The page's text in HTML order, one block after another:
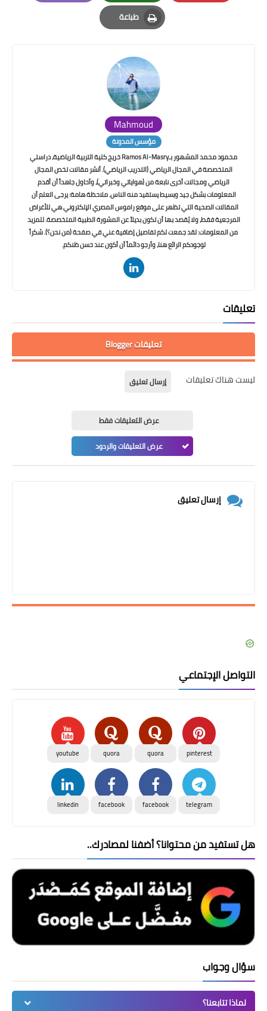
Pinterest
Whatsapp
Email
طباعة
Print
Mahmoud
مؤسس المدونة
محمود محمد المشهور بـRamos Al-Masry خريج كلية التربية الرياضية، دراستي
المتخصصة في المجال الرياضي (التدريب الرياضي). أنشر مقالات تخص المجال
الرياضي ومجالات أخرى نابعة من (هواياتي وخبراتي)، وأحاول جاهداً أن أقدم
المعلومات بشكل جيد وبسيط يستفيد منه الناس. ملاحظة هامة: يرجى العلم أن
المقالات الصحية التي تظهر على موقع راموس المصري الإلكتروني هي للأغراض
المرجعية فقط، ولا يُقصد بها أن تكون بديلاً عن المشورة الطبية المتخصصة. للمزيد
من المعلومات: لقد جمعت لكم تفاصيل إضافية عني في صفحة (من نحن؟). شكراً
لوجودكم الرائع هنا، وأرجو دائماً أن أكون عند حسن ظنكم.
تعليقات
تعليقات Blogger
ليست هناك تعليقات إرسال تعليق
عرض التعليقات فقط
عرض التعليقات والردود
إرسال تعليق
التواصل الإجتماعي
pinterest
quora
quora
youtube
telegram
facebook
facebook
linkedin
هل تستفيد من محتوانا؟ أضفنا لمصادرك..
سؤال وجواب
لماذا تتابعنا؟